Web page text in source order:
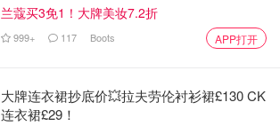
兰蔻买3免1！大牌美妆7.2折
999+ 117 Boots APP打开
大牌连衣裙抄底价💥拉夫劳伦衬衫裙£130 CK
连衣裙£29！